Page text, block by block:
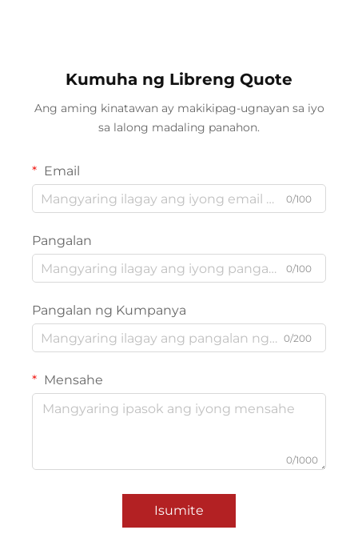
Kumuha ng Libreng Quote
Ang aming kinatawan ay makikipag-ugnayan sa iyo
sa lalong madaling panahon.
Email
0/100
Pangalan
0/100
Pangalan ng Kumpanya
0/200
Mensahe
0/1000
Isumite